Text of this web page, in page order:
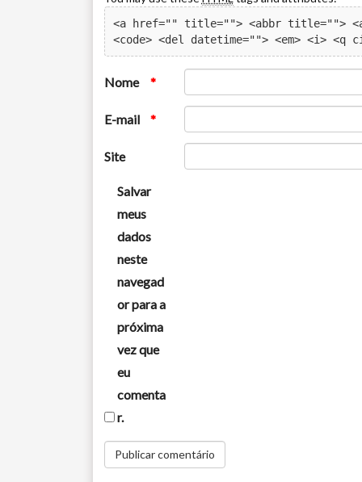
<a href="" title=""> <abbr title="">
<code> <del datetime=""> <em> <i>
Nome *
E-mail *
Site
Salvar
meus
dados
neste
navegad
or para a
próxima
vez que
eu
comenta
r.